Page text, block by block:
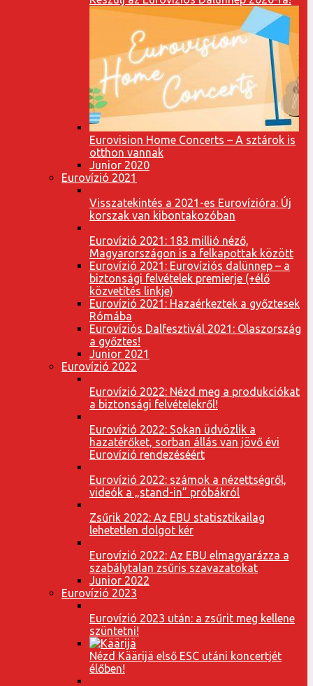
Eurovision Home Concerts – A sztárok is
otthon vannak
Junior 2020
Eurovízió 2021
Visszatekintés a 2021-es Eurovízióra: Új
korszak van kibontakozóban
Eurovízió 2021: 183 millió néző,
Magyarországon is a felkapottak között
Eurovízió 2021: Eurovíziós dalünnep – a
biztonsági felvételek premierje (+élő
közvetítés linkje)
Eurovízió 2021: Hazaérkeztek a győztesek
Rómába
Eurovíziós Dalfesztivál 2021: Olaszország
a győztes!
Junior 2021
Eurovízió 2022
Eurovízió 2022: Nézd meg a produkciókat
a biztonsági felvételekről!
Eurovízió 2022: Sokan üdvözlik a
hazatérőket, sorban állás van jövő évi
Eurovízió rendezéséért
Eurovízió 2022: számok a nézettségről,
videók a „stand-in” próbákról
Zsűrik 2022: Az EBU statisztikailag
lehetetlen dolgot kér
Eurovízió 2022: Az EBU elmagyarázza a
szabálytalan zsűris szavazatokat
Junior 2022
Eurovízió 2023
Eurovízió 2023 után: a zsűrit meg kellene
szüntetni!
Nézd Käärijä első ESC utáni koncertjét
élőben!